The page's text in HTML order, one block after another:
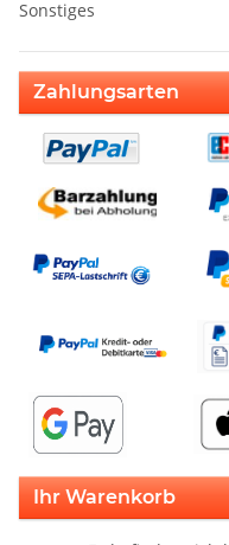
Sonstiges
Zahlungsarten
Ihr Warenkorb